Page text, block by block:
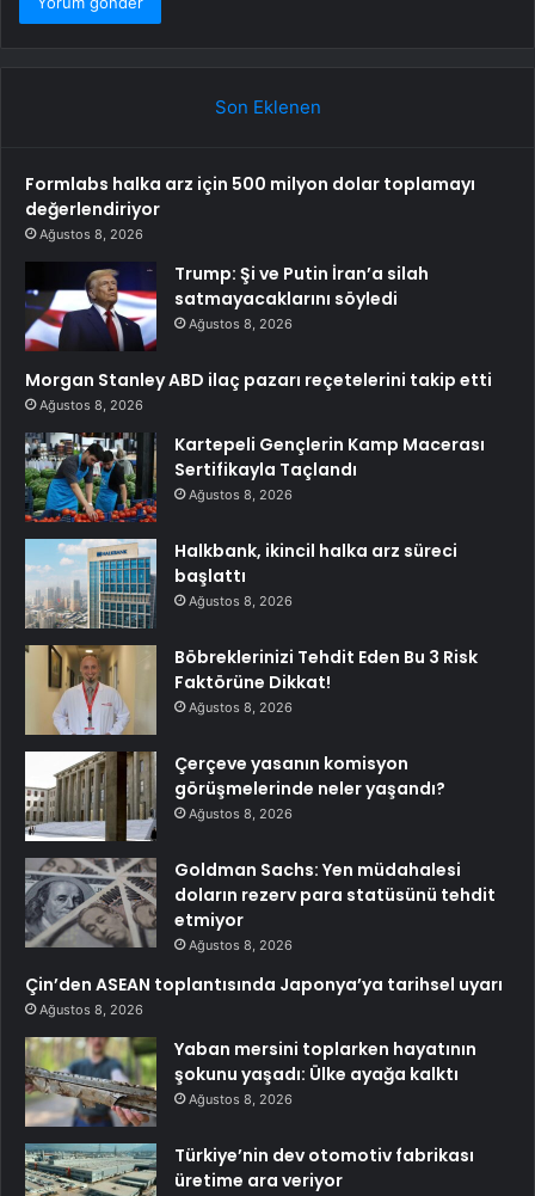
Son Eklenen
Formlabs halka arz için 500 milyon dolar toplamayı
değerlendiriyor
Ağustos 8, 2026
Trump: Şi ve Putin İran’a silah
satmayacaklarını söyledi
Ağustos 8, 2026
Morgan Stanley ABD ilaç pazarı reçetelerini takip etti
Ağustos 8, 2026
Kartepeli Gençlerin Kamp Macerası
Sertifikayla Taçlandı
Ağustos 8, 2026
Halkbank, ikincil halka arz süreci
başlattı
Ağustos 8, 2026
Böbreklerinizi Tehdit Eden Bu 3 Risk
Faktörüne Dikkat!
Ağustos 8, 2026
Çerçeve yasanın komisyon
görüşmelerinde neler yaşandı?
Ağustos 8, 2026
Goldman Sachs: Yen müdahalesi
doların rezerv para statüsünü tehdit
etmiyor
Ağustos 8, 2026
Çin’den ASEAN toplantısında Japonya’ya tarihsel uyarı
Ağustos 8, 2026
Yaban mersini toplarken hayatının
şokunu yaşadı: Ülke ayağa kalktı
Ağustos 8, 2026
Türkiye’nin dev otomotiv fabrikası
üretime ara veriyor